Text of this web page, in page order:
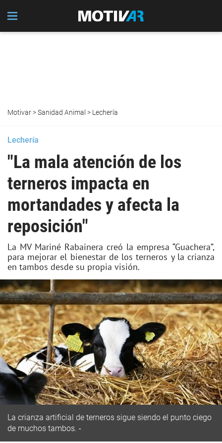
Motivar>Sanidad Animal > Lechería
Lechería
"La mala atención de los
terneros impacta en
mortandades y afecta la
reposición"
La MV Mariné Rabainera creó la empresa “Guachera”,
para mejorar el bienestar de los terneros y la crianza
en tambos desde su propia visión.
La crianza artificial de terneros sigue siendo el punto ciego
de muchos tambos.